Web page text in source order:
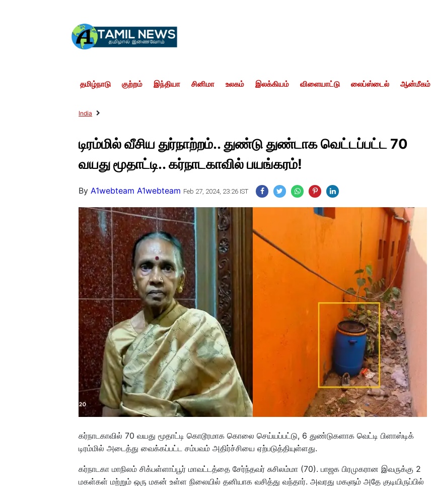
தமிழ்நாடு குற்றம் இந்தியா சினிமா உலகம் இலக்கியம் விளையாட்டு லைப்ஸ்டைல் ஆன்மீகம்
India
டிரம்மில் வீசிய துர்நாற்றம்.. துண்டு துண்டாக வெட்டப்பட்ட 70
வயது மூதாட்டி.. கர்நாடகாவில் பயங்கரம்!
ByA1webteam A1webteam Feb 27, 2024, 23:26 IST
கர்நாடகாவில் 70 வயது மூதாட்டி கொடூரமாக கொலை செய்யப்பட்டு, 6 துண்டுகளாக வெட்டி பிளாஸ்டிக்
டிரம்மில் அடைத்து வைக்கப்பட்ட சம்பவம் அதிர்ச்சியை ஏற்படுத்தியுள்ளது.
கர்நாடகா மாநிலம் சிக்பள்ளாப்பூர் மாவட்டத்தை சேர்ந்தவர் சுசிலம்மா (70). பாஜக பிரமுகரான இவருக்கு 2
மகள்கள் மற்றும் ஒரு மகன் உள்ள நிலையில் தனியாக வசித்து வந்தார். அவரது மகளும் அதே குடியிருப்பில்